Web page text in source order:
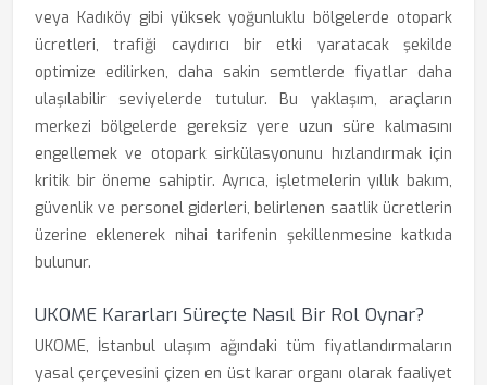
veya Kadıköy gibi yüksek yoğunluklu bölgelerde otopark
ücretleri, trafiği caydırıcı bir etki yaratacak şekilde
optimize edilirken, daha sakin semtlerde fiyatlar daha
ulaşılabilir seviyelerde tutulur. Bu yaklaşım, araçların
merkezi bölgelerde gereksiz yere uzun süre kalmasını
engellemek ve otopark sirkülasyonunu hızlandırmak için
kritik bir öneme sahiptir. Ayrıca, işletmelerin yıllık bakım,
güvenlik ve personel giderleri, belirlenen saatlik ücretlerin
üzerine eklenerek nihai tarifenin şekillenmesine katkıda
bulunur.
UKOME Kararları Süreçte Nasıl Bir Rol Oynar?
UKOME, İstanbul ulaşım ağındaki tüm fiyatlandırmaların
yasal çerçevesini çizen en üst karar organı olarak faaliyet